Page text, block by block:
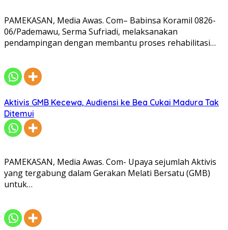
PAMEKASAN, Media Awas. Com– Babinsa Koramil 0826-
06/Pademawu, Serma Sufriadi, melaksanakan
pendampingan dengan membantu proses rehabilitasi…
Aktivis GMB Kecewa, Audiensi ke Bea Cukai Madura Tak
Ditemui
PAMEKASAN, Media Awas. Com- Upaya sejumlah Aktivis
yang tergabung dalam Gerakan Melati Bersatu (GMB)
untuk…